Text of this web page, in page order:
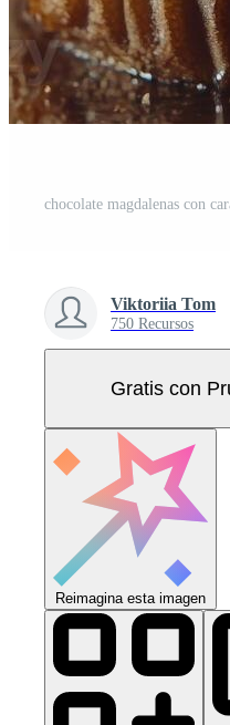
Viktoriia Tom
750 Recursos
Gratis con
Reimagina esta imagen